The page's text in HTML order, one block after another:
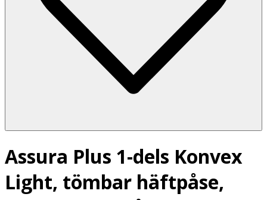
Assura Plus 1-dels Konvex
Light, tömbar häftpåse,